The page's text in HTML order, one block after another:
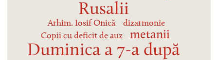
Rusalii
Arhim. Iosif Onică
dizarmonie
Copii cu deficit de auz
metanii
Duminica a 7-a după